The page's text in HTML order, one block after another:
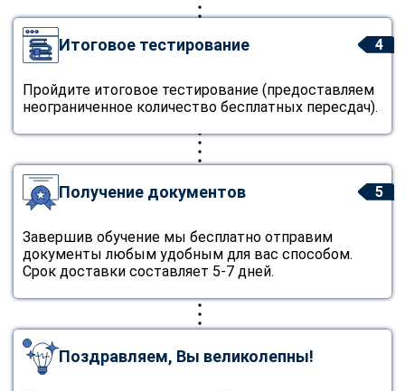
4
Итоговое тестирование
Пройдите итоговое тестирование (предоставляем
неограниченное количество бесплатных пересдач).
5
Получение документов
Завершив обучение мы бесплатно отправим
документы любым удобным для вас способом.
Срок доставки составляет 5-7 дней.
Поздравляем, Вы великолепны!